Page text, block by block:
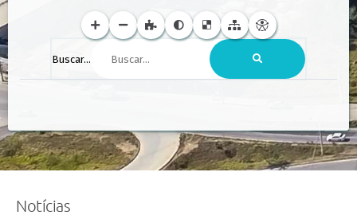
Buscar...
Notícias